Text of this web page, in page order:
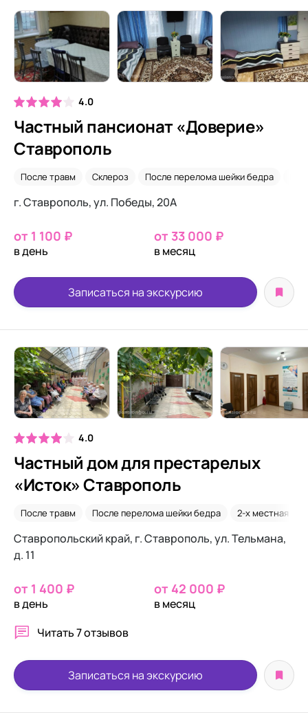
4.0
Частный пансионат «Доверие»
Ставрополь
После травм Склероз После перелома шейки бедра
г. Ставрополь, ул. Победы, 20А
от 1 100 ₽
в день
от 33 000 ₽
в месяц
Записаться на экскурсию
4.0
Частный дом для престарелых
«Исток» Ставрополь
После травм После перелома шейки бедра 2-х местная
Ставропольский край, г. Ставрополь, ул. Тельмана,
д. 11
от 1 400 ₽
в день
от 42 000 ₽
в месяц
Читать7 отзывов
Записаться на экскурсию